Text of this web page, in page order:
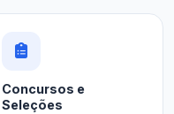
Concursos e
Seleções